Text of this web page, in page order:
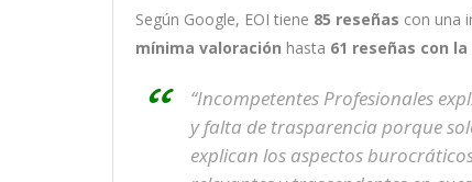
Según Google, EOI tiene 85 reseñas con una
mínima valoración hasta 61 reseñas con
“Incompetentes Profesionales
y falta de trasparencia porque
explican los aspectos